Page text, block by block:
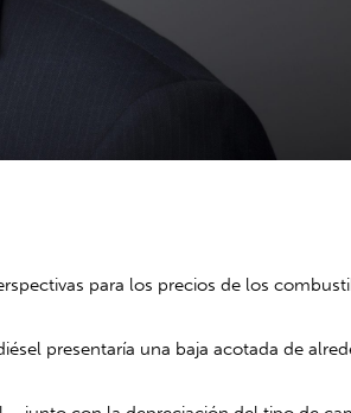
para los precios de los
presentaría una baja acotada de